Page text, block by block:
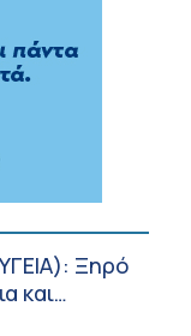
Ξηρό
και